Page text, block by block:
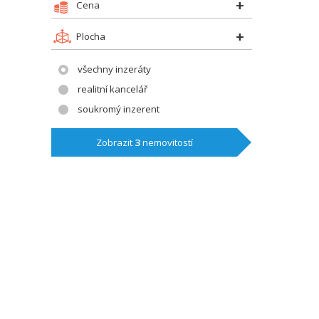
Cena
Plocha
všechny inzeráty
realitní kancelář
soukromý inzerent
Zobrazit 3nemovitostí